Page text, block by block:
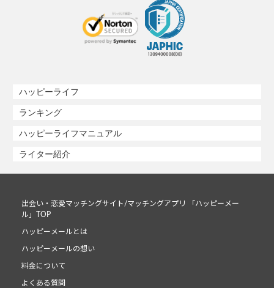
ハッピーライフ
ランキング
ハッピーライフマニュアル
ライター紹介
出会い・恋愛マッチングサイト/マッチングアプリ 「ハッピーメー
ル」TOP
ハッピーメールとは
ハッピーメールの想い
料金について
よくある質問